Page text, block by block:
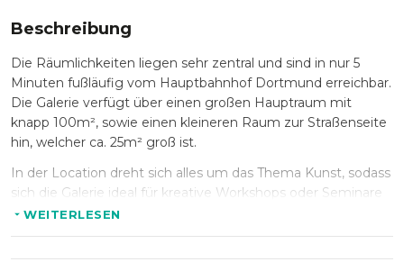
Beschreibung
Die Räumlichkeiten liegen sehr zentral und sind in nur 5
Minuten fußläufig vom Hauptbahnhof Dortmund erreichbar.
Die Galerie verfügt über einen großen Hauptraum mit
knapp 100m², sowie einen kleineren Raum zur Straßenseite
hin, welcher ca. 25m² groß ist.
In der Location dreht sich alles um das Thema Kunst, sodass
sich die Galerie ideal für kreative Workshops oder Seminare
eignet. In den Räumlichkeiten finden stehend bis zu 50
Personen Platz, Lesungen sind mit bis zu 40 Personen
WEITERLESEN